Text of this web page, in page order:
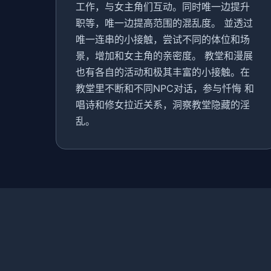
工作，与女主角们互动。同时唯一边提升
职等，唯一边提高范围的混乱度。 並透过
唯一连串的小接触，尝试不同的体位和场
景，增加和女主角的亲密度。 教堂和漫展
也有各自的活动和极其丰富的小接触。在
教堂里不断和不同NPC对话，参与忏悔 和
唱诗和修女拉近关系，洞察教堂隐藏的淫
乱。